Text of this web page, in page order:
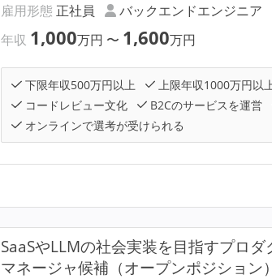
雇用形態 正社員 バックエンドエンジニア
年収 1,000万円 〜 1,600万円
下限年収500万円以上 上限年収1000万円以
コードレビュー文化
B2Cのサービスを運営
オンラインで選考が受けられる
SaaSやLLMの社会実装を目指すプロ
マネージャ候補（オープンポジション）